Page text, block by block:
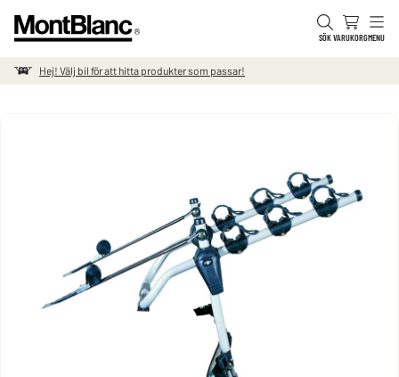
SÖKVARUKORGMENU
Hej! Välj bil för att hitta produkter som passar!